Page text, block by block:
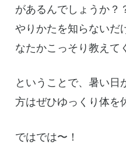
があるんでしょうか？
やりかたを知らないだ
なたかこっそり教えて
ということで、暑い日
方はぜひゆっくり体を
ではでは〜！